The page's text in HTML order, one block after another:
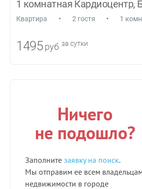
Квартира • 2 гостя • 1
1495 руб за сутки
Ничего
не подошло?
Заполните заявку на поиск.
Мы отправим ее всем владельцам
недвижимости в городе